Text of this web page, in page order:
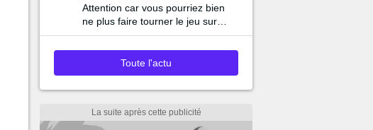
Attention car vous pourriez bien
ne plus faire tourner le jeu sur
votre PC
Toute l'actu